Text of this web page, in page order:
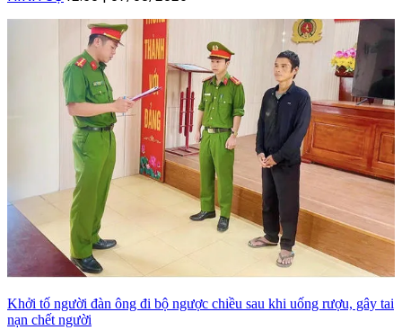
Khởi tố người đàn ông đi bộ ngược chiều sau khi uống rượu, gây tai
nạn chết người